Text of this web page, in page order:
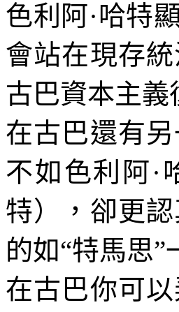
色利阿·哈特
會站在現存
古巴資本主
在古巴還有
不如色利阿·
特），卻更
的如“特馬思
在古巴你可